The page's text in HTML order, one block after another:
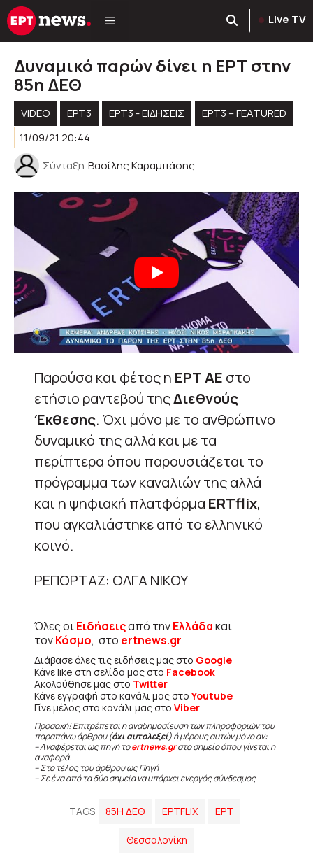
Μετάβαση
σε
Live TV
Δυναμικό παρών δίνει η ΕΡΤ στην
85η ΔΕΘ
VIDEO ΕΡΤ3 ΕΡΤ3 - ΕΙΔΉΣΕΙΣ
ΕΡΤ3 – FEATURED
11/09/21 20:44
Σύνταξη Βασίλης Καραμπάσης
Παρούσα και φέτος η ΕΡΤ ΑΕ στο
ετήσιο ραντεβού τηςΔιεθνούς
Έκθεσης. Όχι μόνο με το ανθρώπινο
δυναμικό της αλλά και με τα
περίπτερα όπου παρουσιάζεται το
πρόγραμμα των καναλιών της αλλά
και η ψηφιακή πλατφόρμα ERTflix,
που αγκαλιάστηκε από το ελληνικό
κοινό.
ΡΕΠΟΡΤΑΖ: ΟΛΓΑ ΝΙΚΟΥ
Όλες οιΕιδήσειςαπό τηνΕλλάδακαι
τονΚόσμο, στο ertnews.gr
Διάβασε όλες τις ειδήσεις μας στο Google
Κάνε like στη σελίδα μας στο Facebook
Ακολούθησε μας στο Twitter
Κάνε εγγραφή στο κανάλι μας στοYoutube
Γίνε μέλος στο κανάλι μας στο Viber
Προσοχή! Επιτρέπεται η αναδημοσίευση των πληροφοριών του
παραπάνω άρθρου (όχι αυτολεξεί) ή μέρους αυτών μόνο αν:
– Αναφέρεται ως πηγή τοertnews.grστο σημείο όπου γίνεται η
αναφορά.
– Στο τέλος του άρθρου ως Πηγή
– Σε ένα από τα δύο σημεία να υπάρχει ενεργός σύνδεσμος
TAGS 85Η ΔΕΘ EΡΤFLIX ΕΡΤ
Θεσσαλονίκη